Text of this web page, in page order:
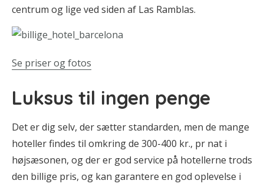
centrum og lige ved siden af Las Ramblas.
Se priser og fotos
Luksus til ingen penge
Det er dig selv, der sætter standarden, men de mange
hoteller findes til omkring de 300-400 kr., pr nat i
højsæsonen, og der er god service på hotellerne trods
den billige pris, og kan garantere en god oplevelse i